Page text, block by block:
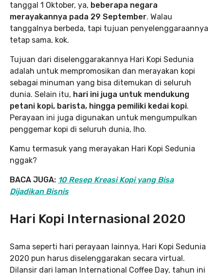
tanggal 1 Oktober, ya, beberapa negara
merayakannya pada 29 September. Walau
tanggalnya berbeda, tapi tujuan penyelenggaraannya
tetap sama, kok.
Tujuan dari diselenggarakannya Hari Kopi Sedunia
adalah untuk mempromosikan dan merayakan kopi
sebagai minuman yang bisa ditemukan di seluruh
dunia. Selain itu, hari ini juga untuk mendukung
petani kopi, barista, hingga pemiliki kedai kopi.
Perayaan ini juga digunakan untuk mengumpulkan
penggemar kopi di seluruh dunia, lho.
Kamu termasuk yang merayakan Hari Kopi Sedunia
nggak?
BACA JUGA: 10 Resep Kreasi Kopi yang Bisa
Dijadikan Bisnis
Hari Kopi Internasional 2020
Sama seperti hari perayaan lainnya, Hari Kopi Sedunia
2020 pun harus diselenggarakan secara virtual.
Dilansir dari laman International Coffee Day, tahun ini